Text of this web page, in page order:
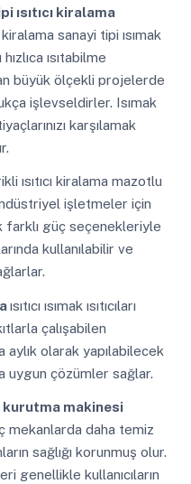
ısıtıcı kiralama
kiralama sanayi tipi ısımak
ısıtabilme
büyük ölçekli projelerde
işlevseldirler. Isımak
karşılamak
ısıtıcı kiralama mazotlu
işletmeler için
farklı güç seçenekleriyle
kullanılabilir ve
ısıtıcı ısımak ısıtıcıları
çalışabilen
aylık olarak yapılabilecek
uygun çözümler sağlar.
kurutma makinesi
mekanlarda daha temiz
sağlığı korunmuş olur.
genellikle kullanıcıların